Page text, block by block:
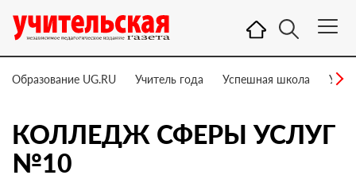
Образование UG.RU Учитель года Успешная школа
КОЛЛЕДЖ СФЕРЫ УСЛУГ
№10